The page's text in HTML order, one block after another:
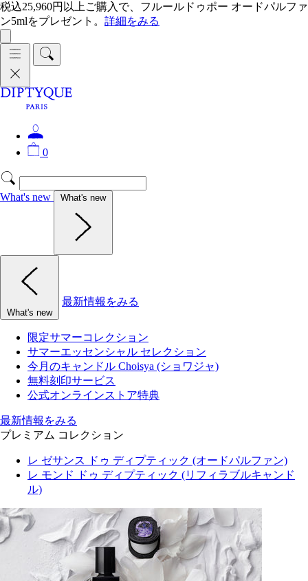
税込25,960円以上ご購入で、フルールドゥポー オードパルファ
ン5mlをプレゼント。 詳細をみる
0
What's new What's new
What's new
最新情報をみる
限定サマーコレクション
サマーエッセンシャル セレクション
今月のキャンドル Choisya (ショワジャ)
無料刻印サービス
公式オンラインストア特典
最新情報をみる
プレミアム コレクション
レ ゼサンス ドゥ ディプティック (オードパルファン)
レ モンド ドゥ ディプティック (リフィラブルキャンド
ル)